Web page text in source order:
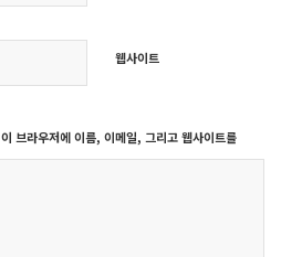
웹사이트
브라우저에 이름, 이메일, 그리고 웹사이트를